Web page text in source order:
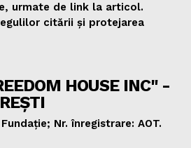
urmate de link la articol.
citării și protejarea
HOUSE INC" -
Nr. înregistrare: AOT.